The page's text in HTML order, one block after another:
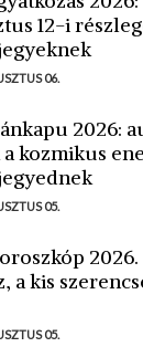
12-i
06.
2026:
kozmikus
05.
2026.
a kis
05.